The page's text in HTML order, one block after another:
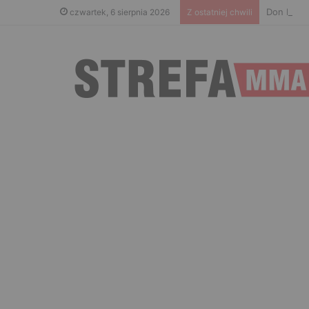
czwartek, 6 sierpnia 2026 Z ostatniej chwili Don